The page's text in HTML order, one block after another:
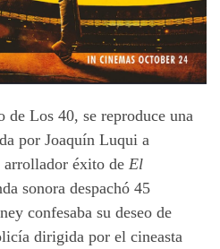
de Los 40, se reproduce una
por Joaquín Luqui a
éxito de El
sonora despachó 45
confesaba su deseo de
dirigida por el cineasta